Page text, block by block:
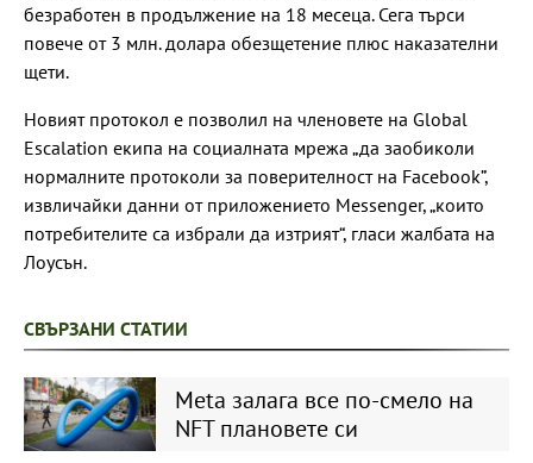
безработен в продължение на 18 месеца. Сега търси
повече от 3 млн. долара обезщетение плюс наказателни
щети.
Новият протокол е позволил на членовете на Global
Escalation екипа на социалната мрежа „да заобиколи
нормалните протоколи за поверителност на Facebook”,
извличайки данни от приложението Messenger, „които
потребителите са избрали да изтрият“, гласи жалбата на
Лоусън.
СВЪРЗАНИ СТАТИИ
Meta залага все по-смело на
NFT плановете си